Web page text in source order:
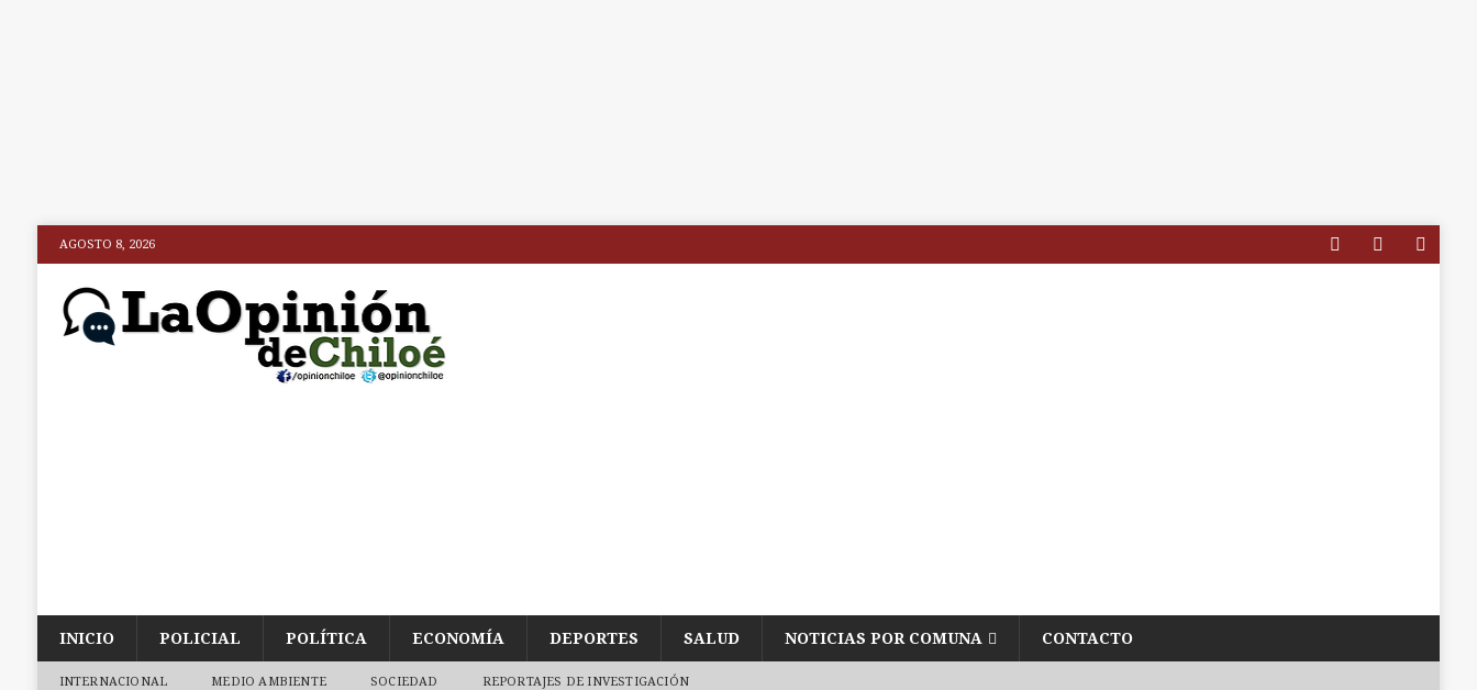
AGOSTO 8, 2026
INICIO POLICIAL POLÍTICA ECONOMÍA DEPORTES SALUD NOTICIAS POR COMUNA CONTACTO
INTERNACIONAL MEDIO AMBIENTE SOCIEDAD REPORTAJES DE INVESTIGACIÓN